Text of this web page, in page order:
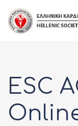
content
ESC